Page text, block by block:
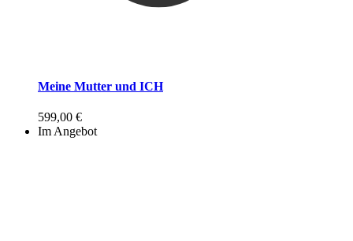
Meine Mutter und ICH
599,00 €
Im Angebot